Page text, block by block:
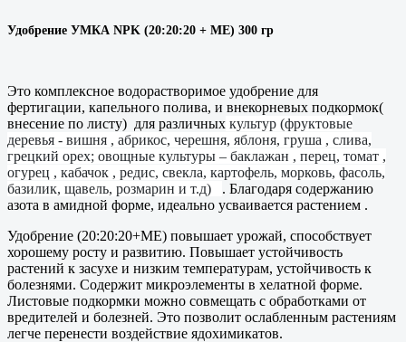
Удобрение УМКА NPK (20:20:20 + ME) 300 гр
Это комплексное водорастворимое удобрение для
фертигации, капельного полива, и внекорневых подкормок(
внесение по листу) для различных культур (фруктовые
деревья - вишня , абрикос, черешня, яблоня, груша , слива,
грецкий орех; овощные культуры – баклажан , перец, томат ,
огурец , кабачок , редис, свекла, картофель, морковь, фасоль,
базилик, щавель, розмарин и т.д)
. Благодаря содержанию
азота в амидной форме, идеально усваивается растением .
Удобрение (20:20:20+МЕ) повышает урожай, способствует
хорошему росту и развитию. Повышает устойчивость
растений к засухе и низким температурам, устойчивость к
болезнями. Содержит микроэлементы в хелатной форме.
Листовые подкормки можно совмещать с обработками от
вредителей и болезней. Это позволит ослабленным растениям
легче перенести воздействие ядохимикатов.